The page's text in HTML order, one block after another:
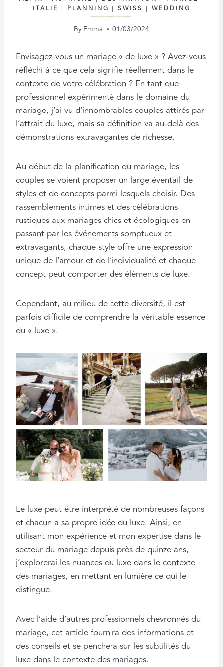
ITALIE | PLANNING | SWISS | WEDDING
REDÉFINIR LE LUXE : CE QUE CELA SIGNIFIE VRAIMENT POUR L’ORGANISATION DE VOTRE MARIAGE
ByEmma 01/03/2024
Envisagez-vous un mariage « de luxe » ? Avez-vous
réfléchi à ce que cela signifie réellement dans le
contexte de votre célébration ? En tant que
professionnel expérimenté dans le domaine du
mariage, j’ai vu d’innombrables couples attirés par
l’attrait du luxe, mais sa définition va au-delà des
démonstrations extravagantes de richesse.
Au début de la planification du mariage, les
couples se voient proposer un large éventail de
styles et de concepts parmi lesquels choisir. Des
rassemblements intimes et des célébrations
rustiques aux mariages chics et écologiques en
passant par les événements somptueux et
extravagants, chaque style offre une expression
unique de l’amour et de l’individualité et chaque
concept peut comporter des éléments de luxe.
Cependant, au milieu de cette diversité, il est
parfois difficile de comprendre la véritable essence
du « luxe ».
Le luxe peut être interprété de nombreuses façons
et chacun a sa propre idée du luxe. Ainsi, en
utilisant mon expérience et mon expertise dans le
secteur du mariage depuis près de quinze ans,
j’explorerai les nuances du luxe dans le contexte
des mariages, en mettant en lumière ce qui le
distingue.
Avec l’aide d’autres professionnels chevronnés du
mariage, cet article fournira des informations et
des conseils et se penchera sur les subtilités du
luxe dans le contexte des mariages.